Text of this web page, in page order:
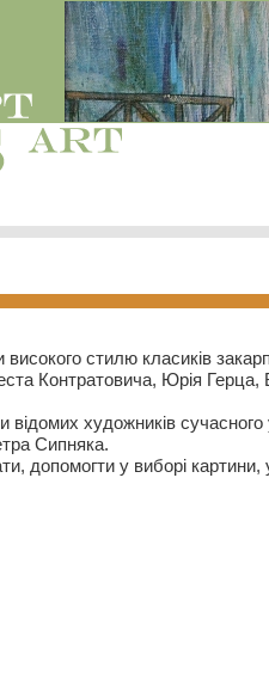
стилю класиків
Контратовича, Юрія
відомих художників
Сипняка.
допомогти у виборі картини,